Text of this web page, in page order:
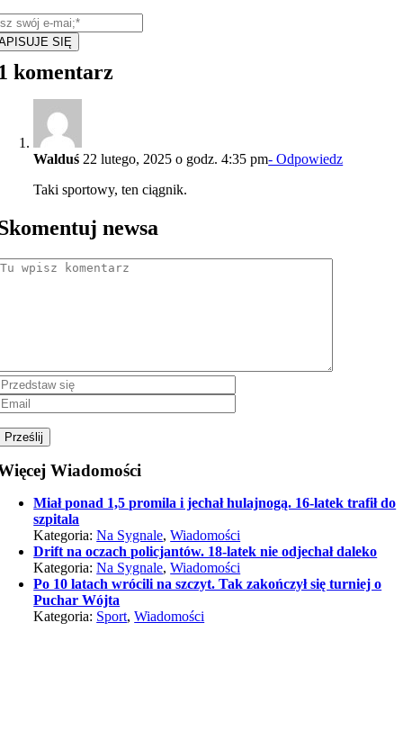
SIĘ
komentarz
Walduś 22 lutego, 2025 o godz. 4:35 pm- Odpowiedz
Taki sportowy, ten ciągnik.
newsa
Wiadomości
Miał ponad 1,5 promila i jechał hulajnogą. 16-latek trafił do
szpitala
Kategoria:Na Sygnale,Wiadomości
Drift na oczach policjantów. 18-latek nie odjechał daleko
Kategoria:Na Sygnale,Wiadomości
Po 10 latach wrócili na szczyt. Tak zakończył się turniej o
Puchar Wójta
Kategoria: Sport,Wiadomości